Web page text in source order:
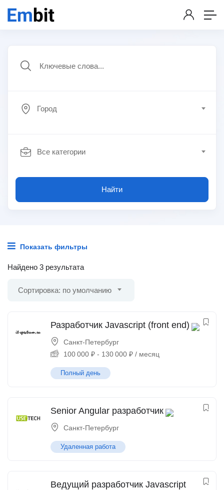
Город
Все категории
Найти
Показать фильтры
Найдено 3 результата
Сортировка: по умолчанию
Разработчик Javascript (front end)
Санкт-Петербург
100 000 ₽ - 130 000 ₽ / месяц
Полный день
Senior Angular разработчик
Санкт-Петербург
Удаленная работа
Ведущий разработчик Javascript